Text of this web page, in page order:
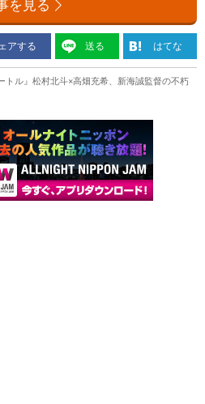
を見る
アする 送る はてな
トル』松村北斗×高畑充希、新海誠監督の不朽